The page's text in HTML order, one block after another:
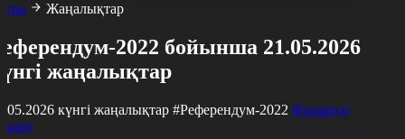
Жаңалықтар
2022 бойынша 21.05.2026
жаңалықтар
күнгі жаңалықтар #Референдум-2022 Фильтрді